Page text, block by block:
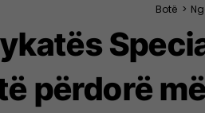
Botë >
përdorë